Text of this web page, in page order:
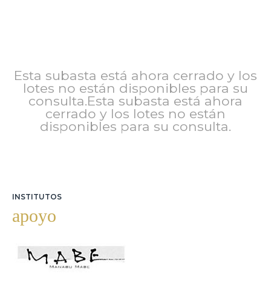
Esta subasta está ahora cerrado y los
lotes no están disponibles para su
consulta.Esta subasta está ahora
cerrado y los lotes no están
disponibles para su consulta.
INSTITUTOS
apoyo